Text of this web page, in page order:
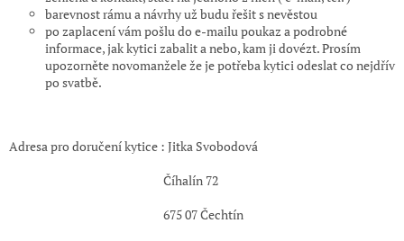
barevnost rámu a návrhy už budu řešit s nevěstou
po zaplacení vám pošlu do e-mailu poukaz a podrobné
informace, jak kytici zabalit a nebo, kam ji dovézt. Prosím
upozorněte novomanžele že je potřeba kytici odeslat co nejdřív
po svatbě.
Adresa pro doručení kytice : Jitka Svobodová
Číhalín 72
675 07 Čechtín